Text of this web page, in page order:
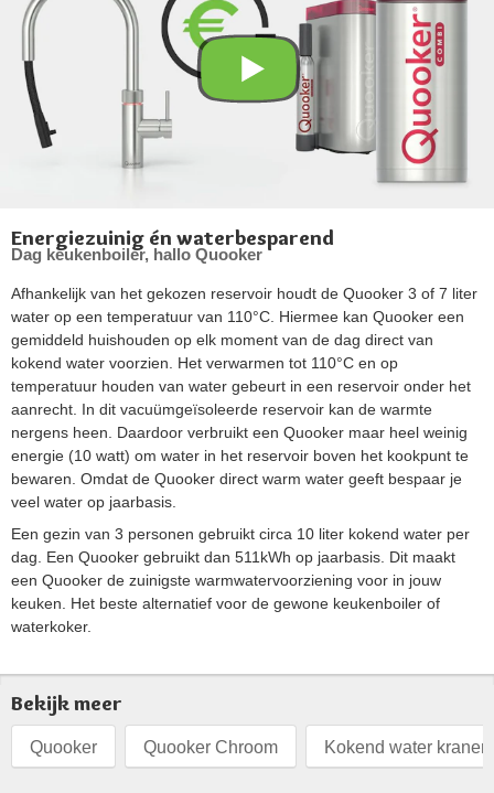
Energiezuinig én waterbesparend
Dag keukenboiler, hallo Quooker
Afhankelijk van het gekozen reservoir houdt de Quooker 3 of 7 liter
water op een temperatuur van 110°C. Hiermee kan Quooker een
gemiddeld huishouden op elk moment van de dag direct van
kokend water voorzien. Het verwarmen tot 110°C en op
temperatuur houden van water gebeurt in een reservoir onder het
aanrecht. In dit vacuümgeïsoleerde reservoir kan de warmte
nergens heen. Daardoor verbruikt een Quooker maar heel weinig
energie (10 watt) om water in het reservoir boven het kookpunt te
bewaren. Omdat de Quooker direct warm water geeft bespaar je
veel water op jaarbasis.
Een gezin van 3 personen gebruikt circa 10 liter kokend water per
dag. Een Quooker gebruikt dan 511kWh op jaarbasis. Dit maakt
een Quooker de zuinigste warmwatervoorziening voor in jouw
keuken. Het beste alternatief voor de gewone keukenboiler of
waterkoker.
Bekijk meer
Quooker Quooker Chroom Kokend water kranen